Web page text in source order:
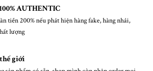
AUTHENTIC
tiền 200% nếu phát hiện hàng fake, hàng nhái,
lượng
giới